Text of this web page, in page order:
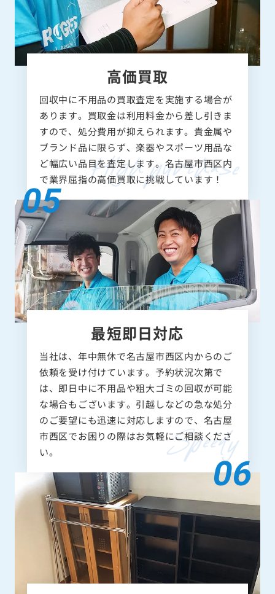
高価買取
回収中に不用品の買取査定を実施する場合が
あります。買取金は利用料金から差し引きま
すので、処分費用が抑えられます。貴金属や
ブランド品に限らず、楽器やスポーツ用品な
ど幅広い品目を査定します。名古屋市西区内
で業界屈指の高価買取に挑戦しています！
最短即日対応
当社は、年中無休で名古屋市西区内からのご
依頼を受け付けています。予約状況次第で
は、即日中に不用品や粗大ゴミの回収が可能
な場合もございます。引越しなどの急な処分
のご要望にも迅速に対応しますので、名古屋
市西区でお困りの際はお気軽にご相談くださ
い。